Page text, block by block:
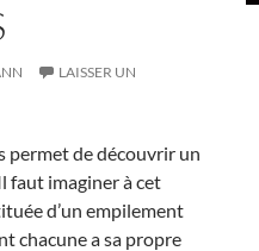
LAISSER UN
permet de découvrir un
faut imaginer à cet
d’un empilement
chacune a sa propre